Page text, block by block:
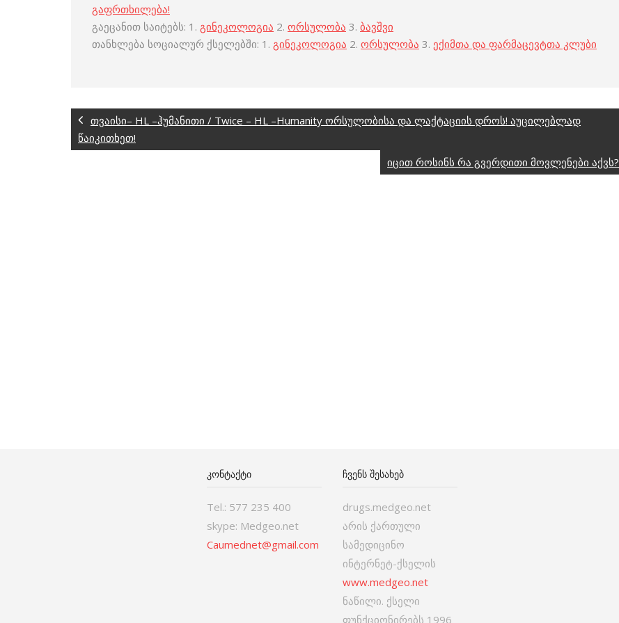
გაფრთხილება!
გაეცანით საიტებს: 1. გინეკოლოგია 2. ორსულობა 3. ბავშვი
თანხლება სოციალურ ქსელებში: 1. გინეკოლოგია 2. ორსულობა 3. ექიმთა და ფარმაცევტთა კლუბი
თვაისი– HL –ჰუმანითი / Twice – HL –Humanity ორსულობისა და ლაქტაციის დროს! აუცილებლად
წაიკითხეთ!
იცით როსინს რა გვერდითი მოვლენები აქვს?
ᲙᲝᲜᲢᲐᲥᲢᲘ
Tel.: 577 235 400
skype: Medgeo.net
Caumednet@gmail.com
ᲩᲕᲔᲜᲡ ᲨᲔᲡᲐᲮᲔᲑ
drugs.medgeo.net
არის ქართული
სამედიცინო
ინტერნეტ-ქსელის
www.medgeo.net
ნაწილი. ქსელი
ფუნქციონირებს 1996